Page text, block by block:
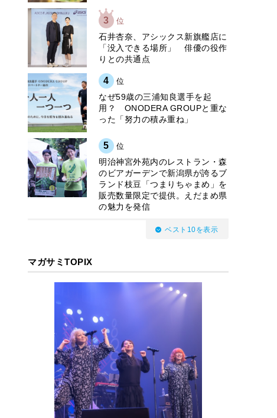
3 位
石井杏奈、アシックス新旗艦店に
「没入できる場所」 俳優の役作
りとの共通点
4 位
なぜ59歳の三浦知良選手を起
用？ ONODERA GROUPと重な
った「努力の積み重ね」
5 位
明治神宮外苑内のレストラン・森
のビアガーデンで新潟県が誇るブ
ランド枝豆「つまりちゃまめ」を
販売数量限定で提供。えだまめ県
の魅力を発信
ベスト10を表示
マガサミTOPIX